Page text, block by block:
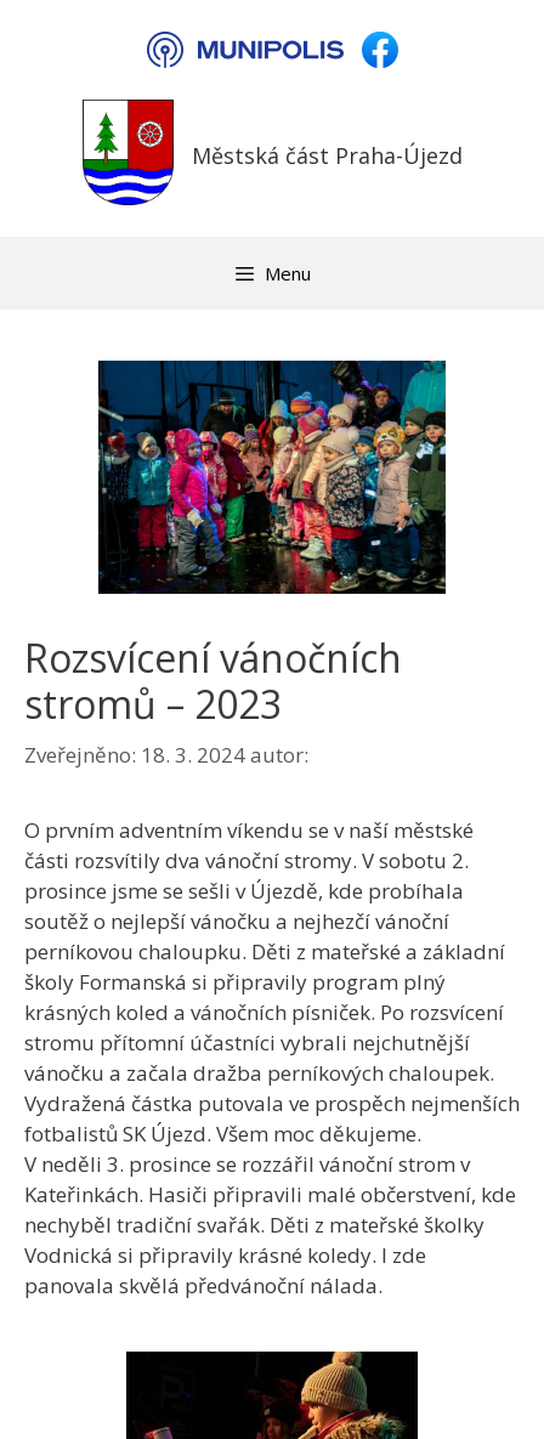
Městská část Praha-Újezd
Menu
Rozsvícení vánočních
stromů – 2023
Zveřejněno: 18. 3. 2024autor:
O prvním adventním víkendu se v naší městské
části rozsvítily dva vánoční stromy. V sobotu 2.
prosince jsme se sešli v Újezdě, kde probíhala
soutěž o nejlepší vánočku a nejhezčí vánoční
perníkovou chaloupku. Děti z mateřské a základní
školy Formanská si připravily program plný
krásných koled a vánočních písniček. Po rozsvícení
stromu přítomní účastníci vybrali nejchutnější
vánočku a začala dražba perníkových chaloupek.
Vydražená částka putovala ve prospěch nejmenších
fotbalistů SK Újezd. Všem moc děkujeme.
V neděli 3. prosince se rozzářil vánoční strom v
Kateřinkách. Hasiči připravili malé občerstvení, kde
nechyběl tradiční svařák. Děti z mateřské školky
Vodnická si připravily krásné koledy. I zde
panovala skvělá předvánoční nálada.